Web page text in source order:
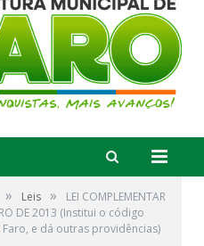
» Leis »
LEI COMPLEMENTAR
DE 2013 (Institui o código
e dá outras providências)